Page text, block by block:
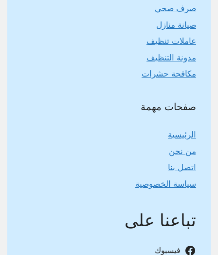
صرف صحي
صيانة منازل
عاملات تنظيف
مدونة التنظيف
مكافحة حشرات
صفحات مهمة
الرئيسية
من نحن
اتصل بنا
سياسة الخصوصية
تباعنا على
فيسبوك